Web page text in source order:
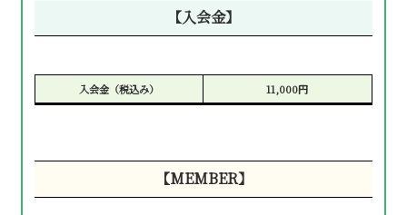
【入会金】
入会金（税込み） 11,000円
【MEMBER】